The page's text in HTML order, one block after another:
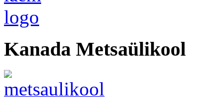
Kanada Metsaülikool